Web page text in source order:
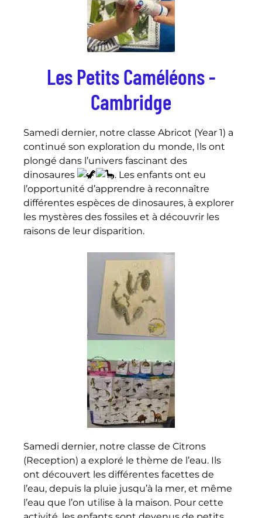
Les Petits Caméléons -
Cambridge
Samedi dernier, notre classe Abricot (Year 1) a
continué son exploration du monde, Ils ont
plongé dans l’univers fascinant des
dinosaures
. Les enfants ont eu
l’opportunité d’apprendre à reconnaître
différentes espèces de dinosaures, à explorer
les mystères des fossiles et à découvrir les
raisons de leur disparition.
Samedi dernier, notre classe de Citrons
(Reception) a exploré le thème de l’eau. Ils
ont découvert les différentes facettes de
l’eau, depuis la pluie jusqu’à la mer, et même
l’eau que l’on utilise à la maison. Pour cette